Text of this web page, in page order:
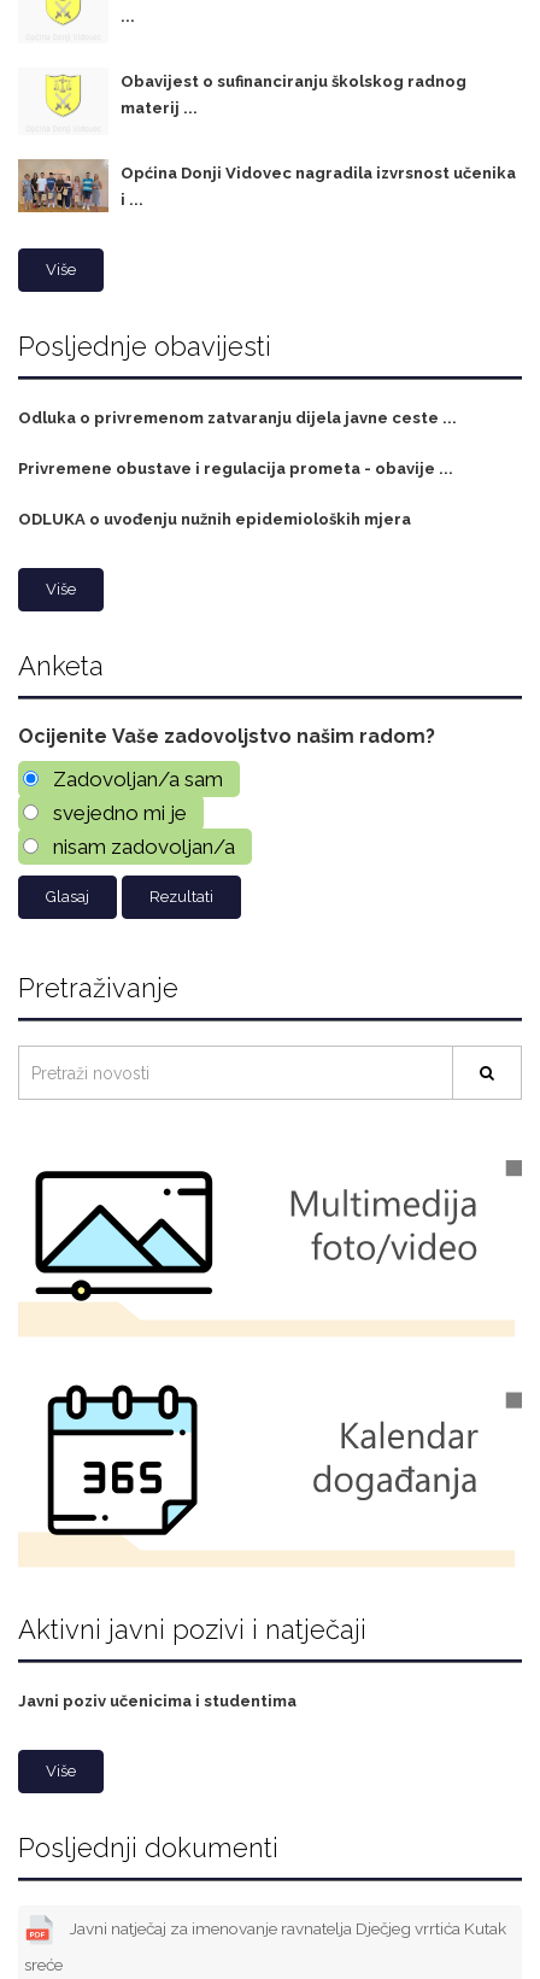
...
Obavijest o sufinanciranju školskog radnog
materij ...
Općina Donji Vidovec nagradila izvrsnost učenika
i ...
Više
Posljednje obavijesti
Odluka o privremenom zatvaranju dijela javne ceste ...
Privremene obustave i regulacija prometa - obavije ...
ODLUKA o uvođenju nužnih epidemioloških mjera
Više
Anketa
Ocijenite Vaše zadovoljstvo našim radom?
Zadovoljan/a sam
svejedno mi je
nisam zadovoljan/a
Rezultati
Pretraživanje
Aktivni javni pozivi i natječaji
Javni poziv učenicima i studentima
Više
Posljednji dokumenti
Javni natječaj za imenovanje ravnatelja Dječjeg vrrtića Kutak
sreće